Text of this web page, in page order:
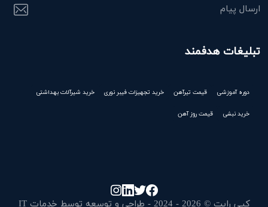
ارسال پیام
تبلیغات هدفمند
دوره آموزشی قیمت تیرآهن خرید تجهیزات فیبر نوری خرید شیرآلات بهداشتی
خرید نبشی قیمت روز آهن
کپی رایت © 2026 - 2024 - طراحی و توسعه توسط خدمات IT